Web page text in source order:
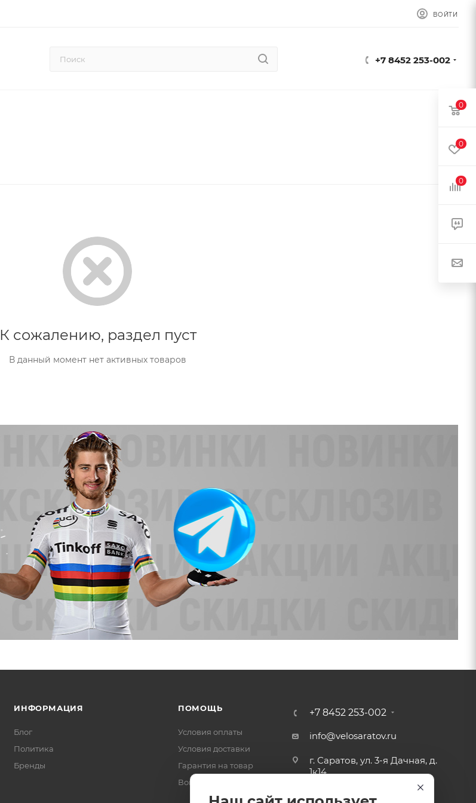
ВОЙТИ
+7 8452 253-002
К сожалению, раздел пуст
В данный момент нет активных товаров
ИНФОРМАЦИЯ
Блог
Политика
Бренды
ПОМОЩЬ
Условия оплаты
Условия доставки
Гарантия на товар
Вопрос-ответ
+7 8452 253-002
info@velosaratov.ru
г. Саратов, ул. 3-я Дачная, д.
1к14
0
0
0